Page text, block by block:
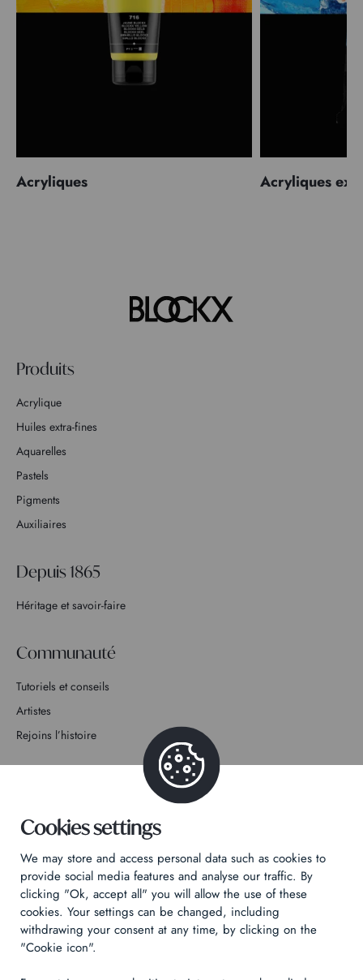
Acryliques Acryliques
Produits
Acrylique
Huiles extra-fines
Aquarelles
Pastels
Pigments
Auxiliaires
Depuis 1865
Héritage et savoir-faire
Communauté
Tutoriels et conseils
Artistes
Rejoins l’histoire
Politique de confidentialité
Mentions légales
Technical & Legal informations
Cookies settings
We may store and access personal data such as cookies to
provide social media features and analyse our traffic. By
clicking "Ok, accept all" you will allow the use of these
cookies. Your settings can be changed, including
withdrawing your consent at any time, by clicking on the
"Cookie icon".